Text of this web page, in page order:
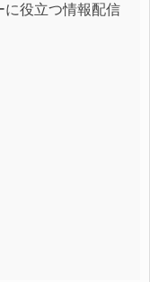
に役立つ情報配信